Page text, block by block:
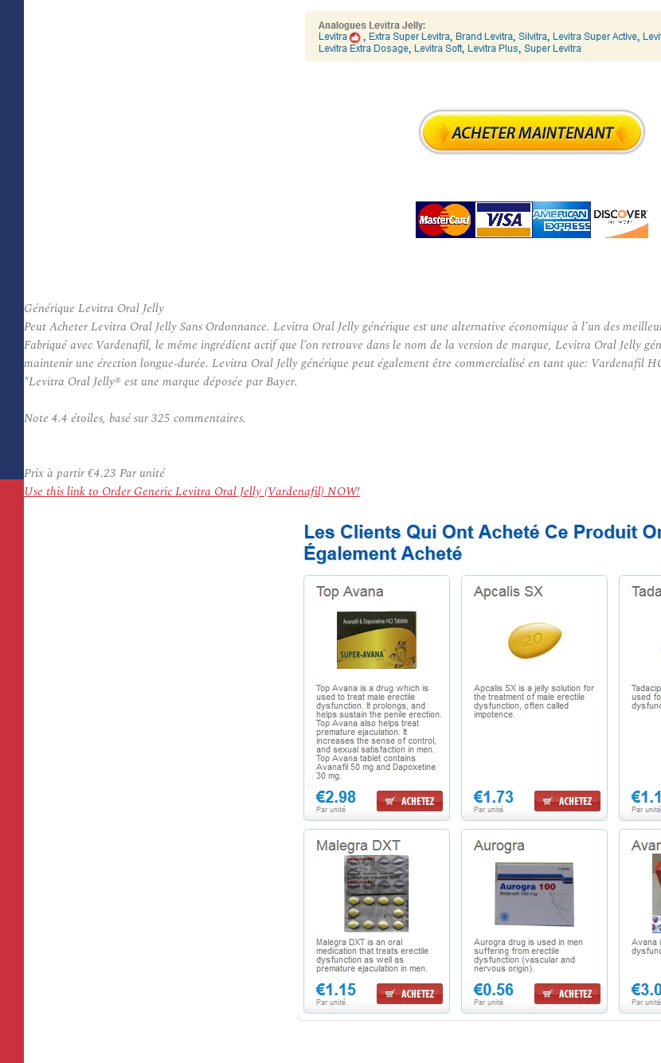
Générique Levitra Oral Jelly
Peut Acheter Levitra Oral Jelly Sans Ordonnance. Levitra Oral Jelly générique est une alternative économique à l’un des
Fabriqué avec Vardenafil, le même ingrédient actif que l’on retrouve dans le nom de la version de marque, Levitra Oral Jelly
maintenir une érection longue-durée. Levitra Oral Jelly générique peut également être commercialisé en tant que: Vardenafil
*Levitra Oral Jelly® est une marque déposée par Bayer.
Note 4.4 étoiles, basé sur325 commentaires.
Prix à partir€4.23 Par unité
Use this link to Order Generic Levitra Oral Jelly (Vardenafil) NOW!